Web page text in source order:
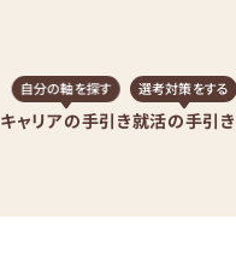
キャリアの手引き
自分の軸を探す
就活の手引き
選考対策をする